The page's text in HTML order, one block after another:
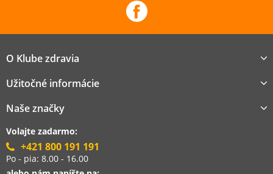
O Klube zdravia
Užitočné informácie
Naše značky
Volajte zadarmo:
+421 800 191 191
Po - pia: 8.00 - 16.00